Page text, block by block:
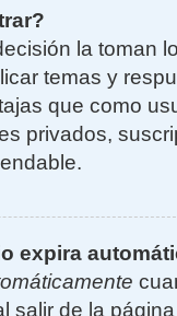
la toman
temas y
que como
privados,
expira
salir de la